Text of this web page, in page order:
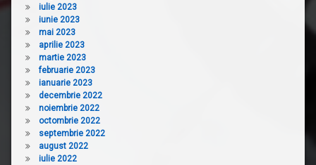
iulie 2023
iunie 2023
mai 2023
aprilie 2023
martie 2023
februarie 2023
ianuarie 2023
decembrie 2022
noiembrie 2022
octombrie 2022
septembrie 2022
august 2022
iulie 2022